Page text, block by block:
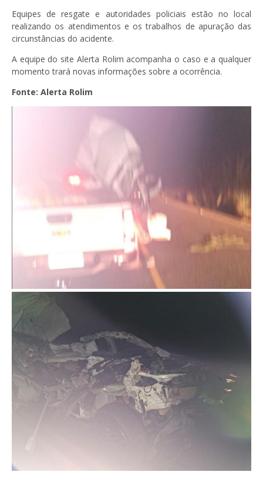
Equipes de resgate e autoridades policiais estão no local
realizando os atendimentos e os trabalhos de apuração das
circunstâncias do acidente.
A equipe do site Alerta Rolim acompanha o caso e a qualquer
momento trará novas informações sobre a ocorrência.
Fonte: Alerta Rolim